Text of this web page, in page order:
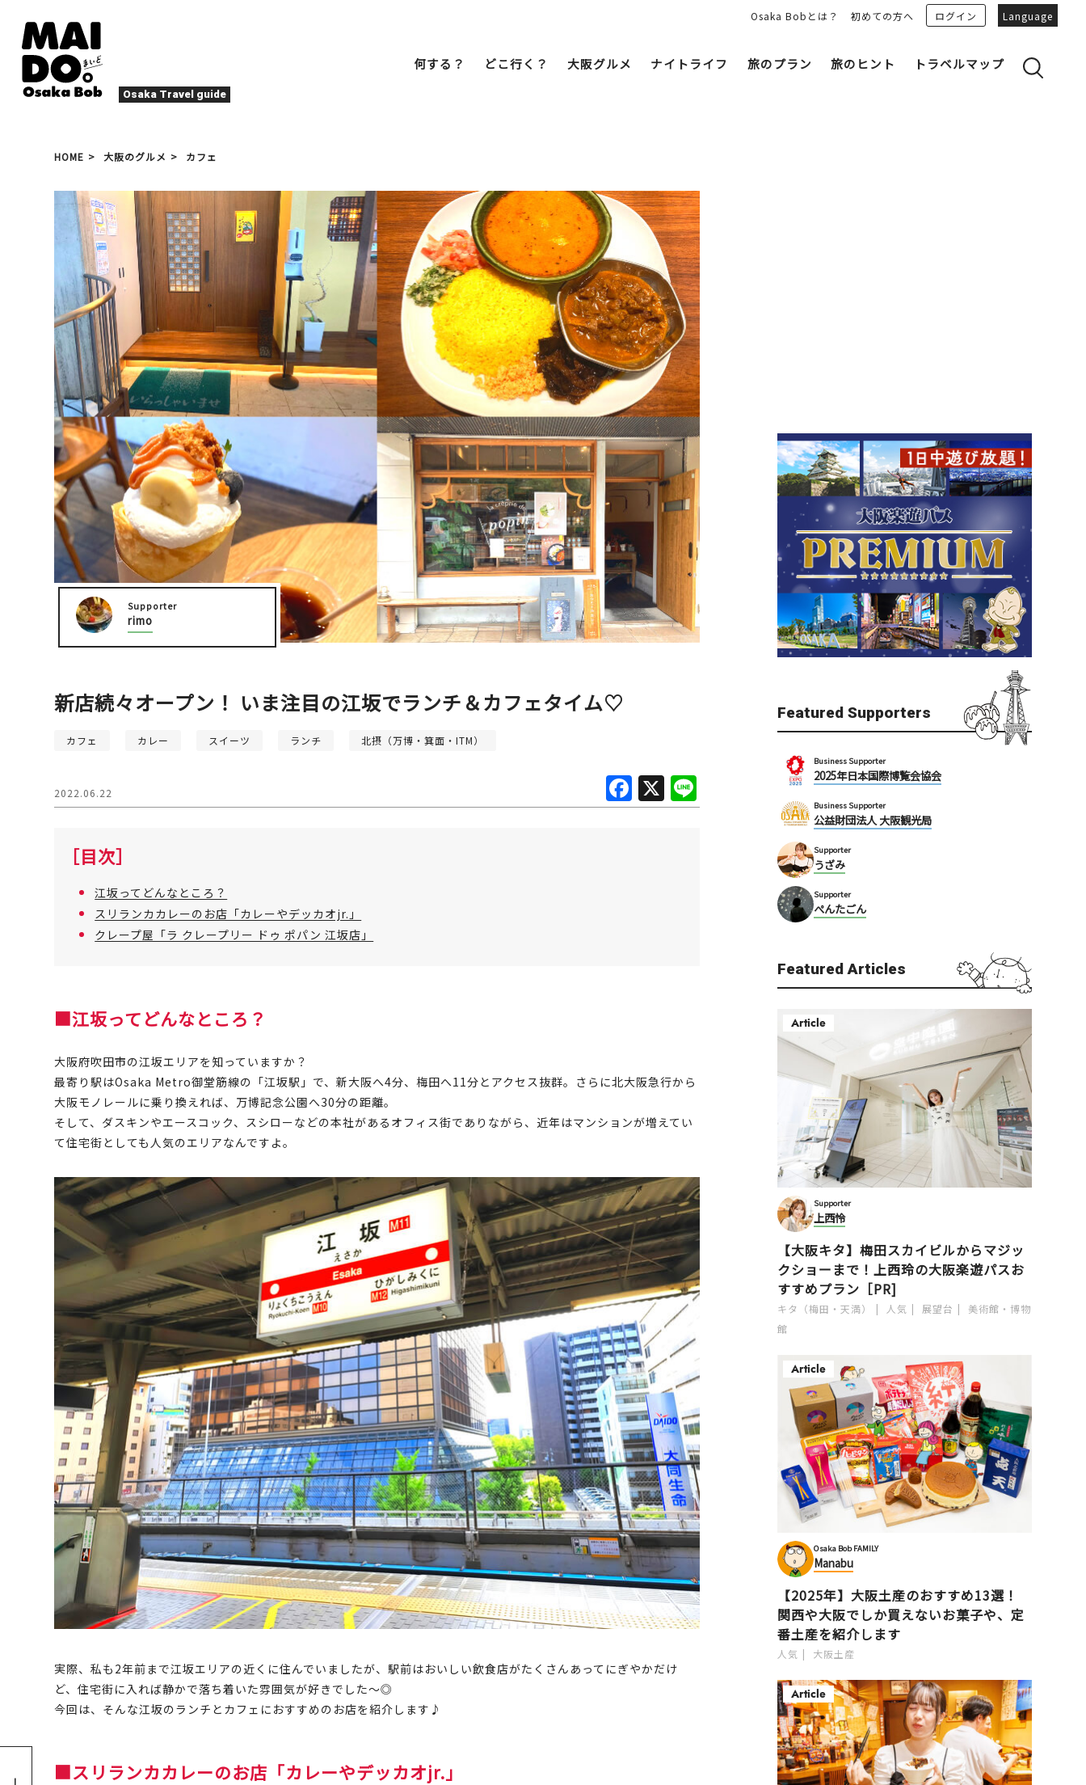
Osaka Travel guide
Osaka Bobとは？ 初めての方へ ログイン Language
何する？
ナイトライフ
エンターテイメント
アクティビティ
文化・歴史
癒やし
アート
スポーツ
四季・自然
宿泊
大阪人
その他
春 夏 秋 冬
文化・歴史 展望台
街歩き クルーズ
天神祭り 建造物 夜景
どこ行く？
キタ（梅田・北新地）
ミナミ
（道頓堀・難波・
心斎橋・日本橋）
天王寺・阿倍野・新世界
大阪城周辺
ベイエリア
（USJ・海遊館）
新大阪・十三
堺・泉北
泉南
（KIX・りんくう・岸和田）
その他
すべての目的地を見る
大阪グルメ
ローカルフード たこ焼き 居酒屋 ラーメン
焼肉 スイーツ カフェ 酒
ナイトライフ
旅のプラン
旅のヒント
トラベルマップ
HOME 大阪のグルメ カフェ
Supporter
rimo
新店続々オープン！ いま注目の江坂でランチ＆カフェタイム♡
F
a
X
カフェ カレー スイーツ ランチ 北摂（万博・箕面・ITM）
2022.06.22
［目次］
江坂ってどんなところ？
スリランカカレーのお店「カレーやデッカオjr.」
クレープ屋「ラ クレープリー ドゥ ポパン 江坂店」
■江坂ってどんなところ？
大阪府吹田市の江坂エリアを知っていますか？
最寄り駅はOsaka Metro御堂筋線の「江坂駅」で、新大阪へ4分、梅田へ11分とアクセス抜群。さらに北大阪急行から
大阪モノレールに乗り換えれば、万博記念公園へ30分の距離。
そして、ダスキンやエースコック、スシローなどの本社があるオフィス街でありながら、近年はマンションが増えてい
て住宅街としても人気のエリアなんですよ。
実際、私も2年前まで江坂エリアの近くに住んでいましたが、駅前はおいしい飲食店がたくさんあってにぎやかだけ
ど、住宅街に入れば静かで落ち着いた雰囲気が好きでした～◎
今回は、そんな江坂のランチとカフェにおすすめのお店を紹介します♪
■スリランカカレーのお店「カレーやデッカオjr.」
Featured Supporters
Business Supporter
2025年日本国際博覧会協会
Business Supporter
公益財団法人 大阪観光局
Supporter
うざみ
Supporter
ぺんたごん
Featured Articles
Article
Supporter
上西怜
【大阪キタ】梅田スカイビルからマジッ
クショーまで！上西玲の大阪楽遊パスお
すすめプラン［PR]
キタ（梅田・天満） 人気 展望台
美術館・博物
館
Article
Osaka Bob FAMILY
Manabu
【2025年】大阪土産のおすすめ13選！
関西や大阪でしか買えないお菓子や、定
番土産を紹介します
人気 大阪土産
Article